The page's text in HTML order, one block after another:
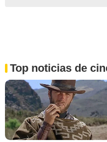
Top noticias de